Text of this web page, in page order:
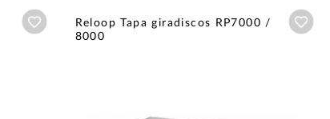
Añadir a wishlist
Reloop Tapa giradiscos RP7000 /
8000